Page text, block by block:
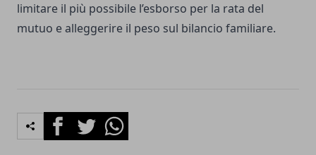
limitare il più possibile l’esborso per la rata del
mutuo e alleggerire il peso sul bilancio familiare.
FacebookTwitterWhatsapp